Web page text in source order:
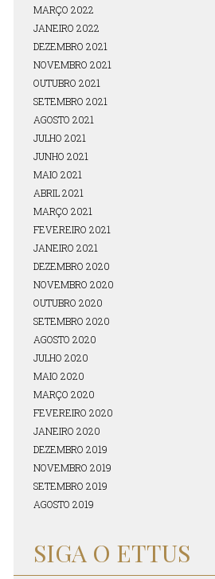
MARÇO 2022
JANEIRO 2022
DEZEMBRO 2021
NOVEMBRO 2021
OUTUBRO 2021
SETEMBRO 2021
AGOSTO 2021
JULHO 2021
JUNHO 2021
MAIO 2021
ABRIL 2021
MARÇO 2021
FEVEREIRO 2021
JANEIRO 2021
DEZEMBRO 2020
NOVEMBRO 2020
OUTUBRO 2020
SETEMBRO 2020
AGOSTO 2020
JULHO 2020
MAIO 2020
MARÇO 2020
FEVEREIRO 2020
JANEIRO 2020
DEZEMBRO 2019
NOVEMBRO 2019
SETEMBRO 2019
AGOSTO 2019
SIGA O ETTUS